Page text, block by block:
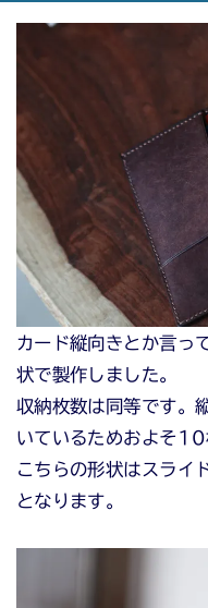
カード縦向きとか言っ
状で製作しました。
収納枚数は同等です。
いているためおよそ10
こちらの形状はスライ
となります。